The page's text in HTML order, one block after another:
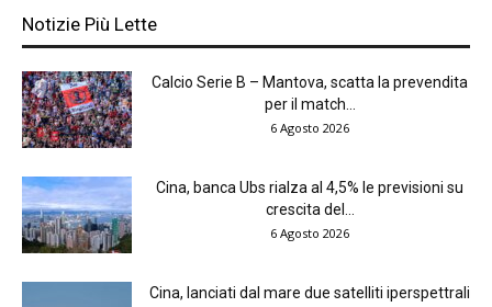
Notizie Più Lette
Calcio Serie B – Mantova, scatta la prevendita
per il match...
6 Agosto 2026
Cina, banca Ubs rialza al 4,5% le previsioni su
crescita del...
6 Agosto 2026
Cina, lanciati dal mare due satelliti iperspettrali